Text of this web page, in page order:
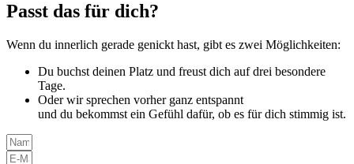
Passt das für dich?
Wenn du innerlich gerade genickt hast, gibt es zwei Möglichkeiten:
Du buchst deinen Platz und freust dich auf drei besondere
Tage.
Oder wir sprechen vorher ganz entspannt
und du bekommst ein Gefühl dafür, ob es für dich stimmig ist.